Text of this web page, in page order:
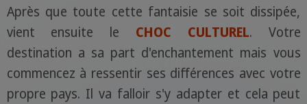
Après que toute cette fantaisie se soit dissipée,
vient ensuite le CHOC CULTUREL. Votre
destination a sa part d'enchantement mais vous
commencez à ressentir ses différences avec votre
propre pays. Il va falloir s'y adapter et cela peut